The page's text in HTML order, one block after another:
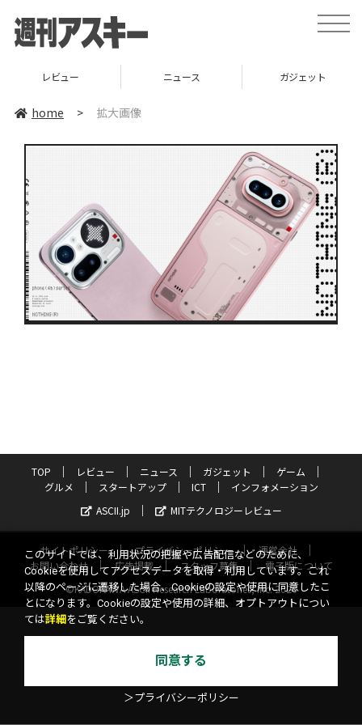
toggle
レビュー ニュース ガジェット
home > 拡大画像
TOP レビュー ニュース ガジェット
ゲーム
グルメ
スタートアップ ICT
インフォメーション
ASCII.jp
MITテクノロジーレビュー
サイトポリシー プライバシーポリシー
運営会社
お問い合わせ
広告掲載 スタッフ募集
電子版について
©KADOKAWA ASCII Research Laboratories, Inc. 2026
このサイトでは、利用状況の把握や広告配信などのために、
Cookieを使用してアクセスデータを取得・利用しています。これ
以降のページに遷移した場合、Cookieの設定や使用に同意したこ
とになります。Cookieの設定や使用の詳細、オプトアウトについ
ては詳細 をご覧ください。
同意する
＞プライバシーポリシー